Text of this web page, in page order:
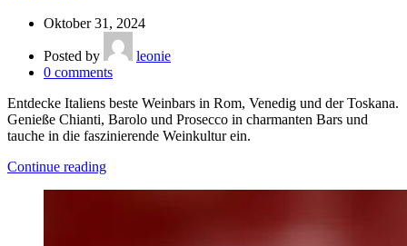
Oktober 31, 2024
Posted by
leonie
0 comments
Entdecke Italiens beste Weinbars in Rom, Venedig und der Toskana.
Genieße Chianti, Barolo und Prosecco in charmanten Bars und
tauche in die faszinierende Weinkultur ein.
Continue reading